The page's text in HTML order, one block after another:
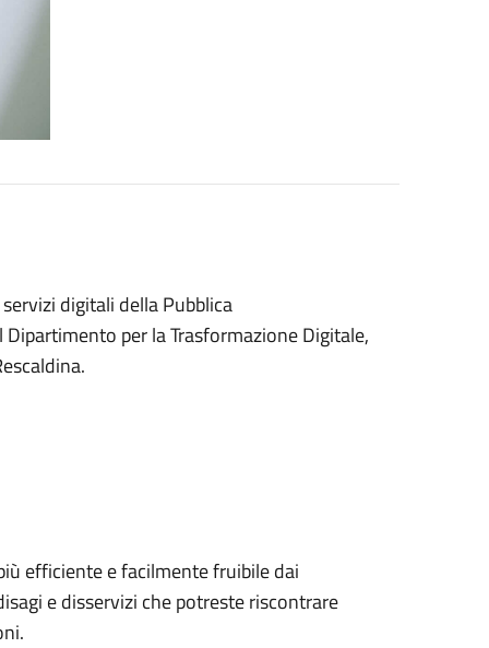
digitali della Pubblica
per la Trasformazione Digitale,
efficiente e facilmente fruibile dai
e disservizi che potreste riscontrare